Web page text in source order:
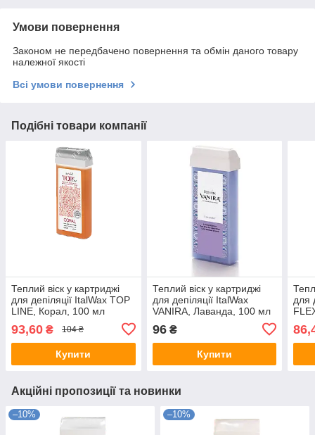
Умови повернення
Законом не передбачено повернення та обмін даного товару
належної якості
Всі умови повернення
Подібні товари компанії
Теплий віск у картриджі
для депіляції ItalWax TOP
LINE, Корал, 100 мл
93,60 ₴ 104 ₴
Купити
Теплий віск у картриджі
для депіляції ItalWax
VANIRA, Лаванда, 100 мл
96₴
Купити
для
Акційні пропозиції та новинки
–10% –10%